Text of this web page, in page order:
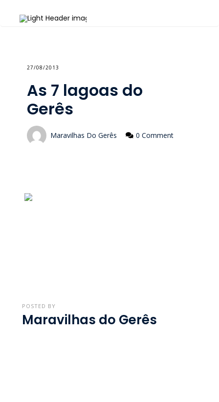
27/08/2013
As 7 lagoas do
Gerês
Maravilhas Do Gerês 0 Comment
POSTED BY
Maravilhas do Gerês